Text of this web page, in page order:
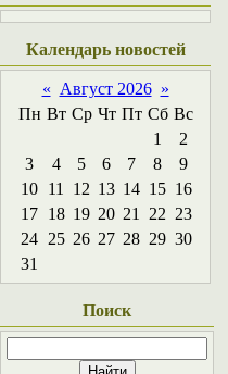
Календарь новостей
« Август 2026 »
Пн Вт Ср Чт Пт Сб Вс
1
2
3
4 5 6 7 8
9
10 11 12 13 14 15 16
17 18 19 20 21 22 23
24 25 26 27 28 29 30
31
Поиск